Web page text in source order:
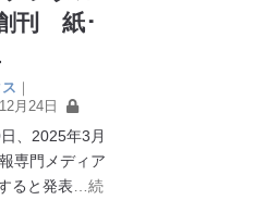
刊 紙･
｜
12月24日
、2025年3月
専門メディア
ると発表 …続